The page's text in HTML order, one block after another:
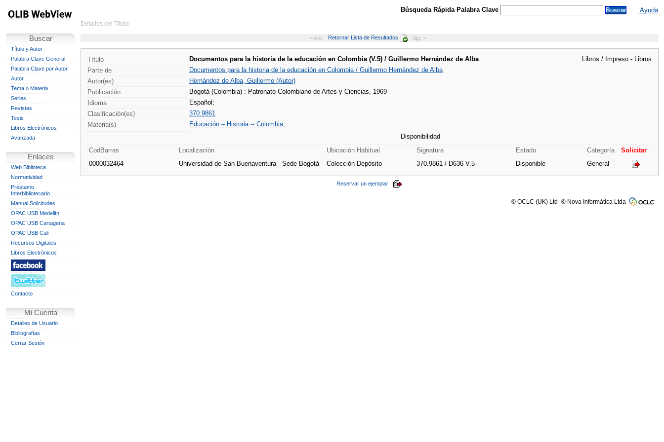
Buscar
Título y Autor
Palabra Clave General
Palabra Clave por Autor
Autor
Tema o Materia
Series
Revistas
Tesis
Libros Electrónicos
Avanzada
Enlaces
Web Biblioteca
Normatividad
Préstamo
Interbibliotecario
Manual Solicitudes
OPAC USB Medellín
OPAC USB Cartagena
OPAC USB Cali
Recursos Digitales
Libros Electrónicos
Contacto
Mi Cuenta
Detalles de Usuario
Bibliografías
Cerrar Sesión
Búsqueda Rápida Palabra Clave Ayuda
Detalles del Título
< Ant. Retornar Lista de Resultados Sig. >
Título Documentos para la historia de la educación en Colombia (V.5) / Guillermo Hernández de Alba
Libros / Impreso - Libros
Parte de
Documentos para la historia de la educación en Colombia / Guillermo Hernández de Alba
Autor(es)
Hernández de Alba, Guillermo (Autor)
Publicación
Bogotá (Colombia) : Patronato Colombiano de Artes y Ciencias, 1969
Idioma
Español;
Clasificación(es)
370.9861
Materia(s)
Educación – Historia -- Colombia;
Disponibilidad
CodBarras
Localización Ubicación Habitual Signatura Estado Categoría
Solicitar
0000032464
Universidad de San Buenaventura - Sede Bogotá Colección Depósito 370.9861 / D636 V.5 Disponible General
Reservar un ejemplar
© OCLC (UK) Ltd- © Nova Informática Ltda